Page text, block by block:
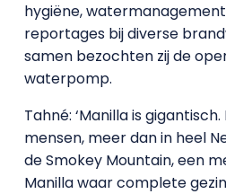
hygiëne,
reportages bij diverse
samen bezochten zij de
waterpomp.
Tahné: ‘Manilla is
mensen, meer dan in heel
de Smokey Mountain, een
Manilla waar complete